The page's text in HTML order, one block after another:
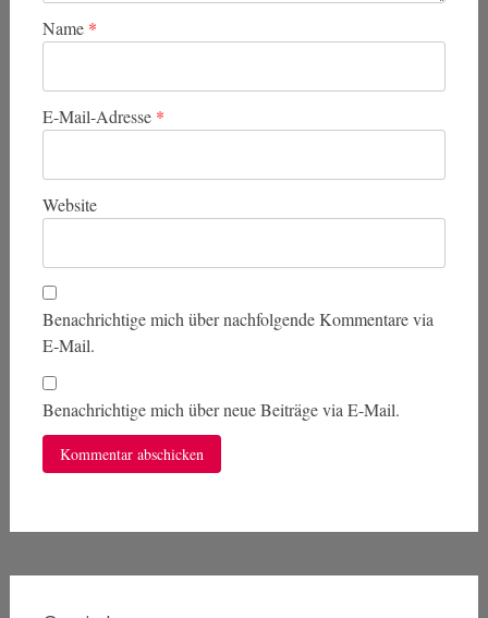
Name *
E-Mail-Adresse *
Website
Benachrichtige mich über nachfolgende Kommentare via
E-Mail.
Benachrichtige mich über neue Beiträge via E-Mail.